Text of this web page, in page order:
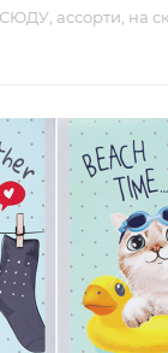
ассорти, на